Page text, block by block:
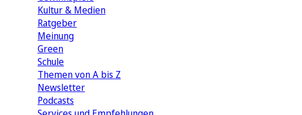
Kultur & Medien
Ratgeber
Meinung
Green
Schule
Themen von A bis Z
Newsletter
Podcasts